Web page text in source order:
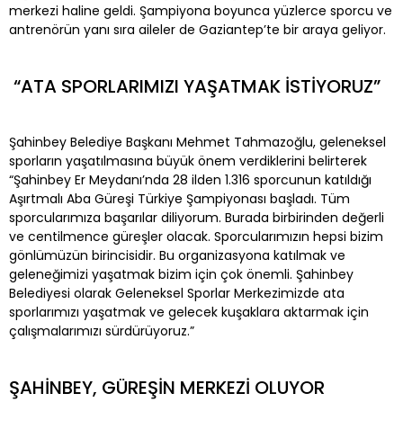
merkezi haline geldi. Şampiyona boyunca yüzlerce sporcu ve
antrenörün yanı sıra aileler de Gaziantep’te bir araya geliyor.
“ATA SPORLARIMIZI YAŞATMAK İSTİYORUZ”
Şahinbey Belediye Başkanı Mehmet Tahmazoğlu, geleneksel
sporların yaşatılmasına büyük önem verdiklerini belirterek
“Şahinbey Er Meydanı’nda 28 ilden 1.316 sporcunun katıldığı
Aşırtmalı Aba Güreşi Türkiye Şampiyonası başladı. Tüm
sporcularımıza başarılar diliyorum. Burada birbirinden değerli
ve centilmence güreşler olacak. Sporcularımızın hepsi bizim
gönlümüzün birincisidir. Bu organizasyona katılmak ve
geleneğimizi yaşatmak bizim için çok önemli. Şahinbey
Belediyesi olarak Geleneksel Sporlar Merkezimizde ata
sporlarımızı yaşatmak ve gelecek kuşaklara aktarmak için
çalışmalarımızı sürdürüyoruz.”
ŞAHİNBEY, GÜREŞİN MERKEZİ OLUYOR